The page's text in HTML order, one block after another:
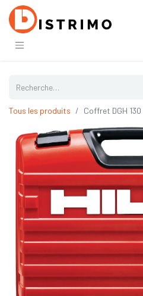
Tous les produits Coffret DGH 130